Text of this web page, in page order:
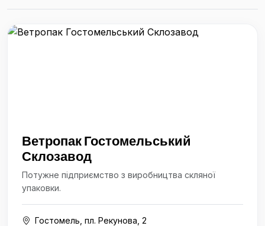
Ветропак Гостомельський
Склозавод
Потужне підприємство з виробництва скляної
упаковки.
Гостомель, пл. Рекунова, 2